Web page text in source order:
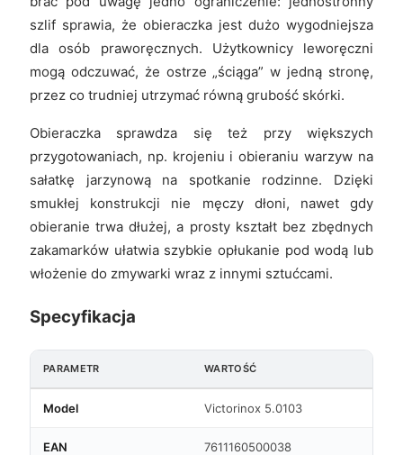
szlif sprawia, że obieraczka jest dużo wygodniejsza
dla osób praworęcznych. Użytkownicy leworęczni
mogą odczuwać, że ostrze „ściąga” w jedną stronę,
przez co trudniej utrzymać równą grubość skórki.
Obieraczka sprawdza się też przy większych
przygotowaniach, np. krojeniu i obieraniu warzyw na
sałatkę jarzynową na spotkanie rodzinne. Dzięki
smukłej konstrukcji nie męczy dłoni, nawet gdy
obieranie trwa dłużej, a prosty kształt bez zbędnych
zakamarków ułatwia szybkie opłukanie pod wodą lub
włożenie do zmywarki wraz z innymi sztućcami.
Specyfikacja
PARAMETR WARTOŚĆ
Model Victorinox 5.0103
EAN 7611160500038